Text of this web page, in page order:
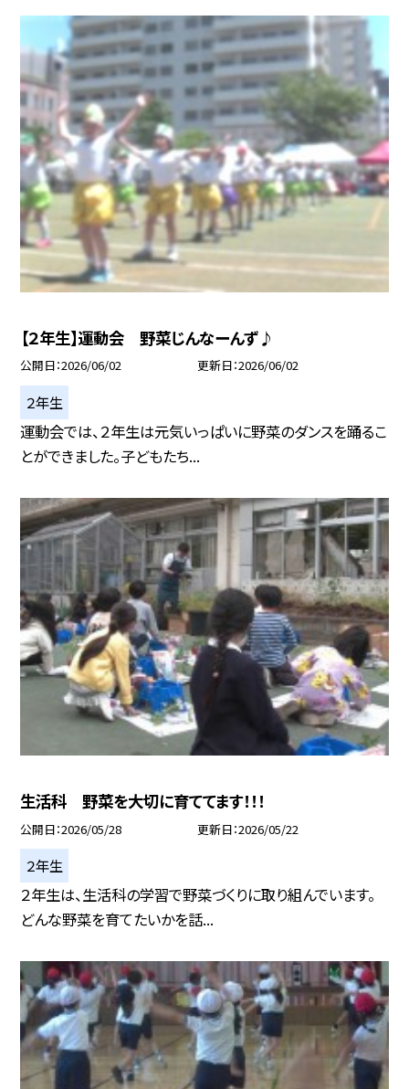
【２年生】運動会 野菜じんなーんず♪
公開日 2026/06/02 更新日 2026/06/02
２年生
運動会では、２年生は元気いっぱいに野菜のダンスを踊るこ
とができました。子どもたち...
生活科 野菜を大切に育ててます！！！
公開日 2026/05/28 更新日 2026/05/22
２年生
２年生は、生活科の学習で野菜づくりに取り組んでいます。
どんな野菜を育てたいかを話...